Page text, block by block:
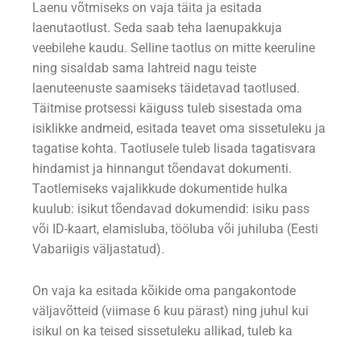
Laenu võtmiseks on vaja täita ja esitada
laenutaotlust. Seda saab teha laenupakkuja
veebilehe kaudu. Selline taotlus on mitte keeruline
ning sisaldab sama lahtreid nagu teiste
laenuteenuste saamiseks täidetavad taotlused.
Täitmise protsessi käiguss tuleb sisestada oma
isiklikke andmeid, esitada teavet oma sissetuleku ja
tagatise kohta. Taotlusele tuleb lisada tagatisvara
hindamist ja hinnangut tõendavat dokumenti.
Taotlemiseks vajalikkude dokumentide hulka
kuulub: isikut tõendavad dokumendid: isiku pass
või ID-kaart, elamisluba, tööluba või juhiluba (Eesti
Vabariigis väljastatud).
On vaja ka esitada kõikide oma pangakontode
väljavõtteid (viimase 6 kuu pärast) ning juhul kui
isikul on ka teised sissetuleku allikad, tuleb ka